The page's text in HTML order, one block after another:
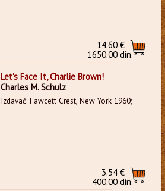
14.60 €
1650.00 din.
Let's Face It, Charlie Brown!
Charles M. Schulz
Izdavač: Fawcett Crest, New York 1960;
3.54 €
400.00 din.